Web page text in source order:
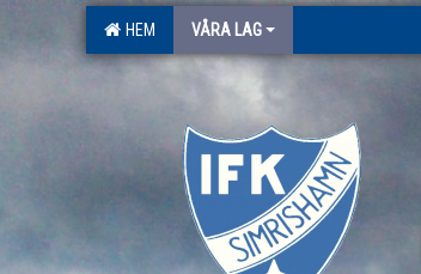
HEM VÅRA LAG